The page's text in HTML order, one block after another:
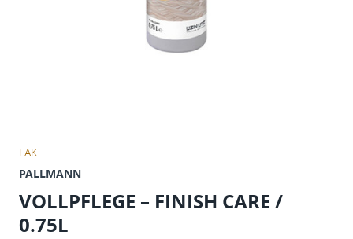
LAK
PALLMANN
VOLLPFLEGE – FINISH CARE /
0.75L